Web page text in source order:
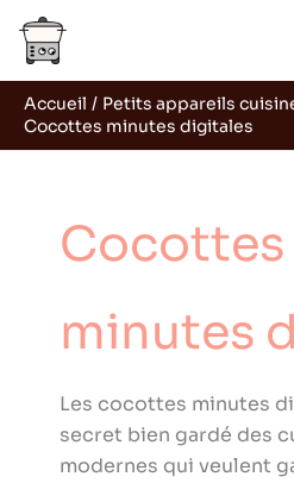
Aller
contenu
Accueil
Petits appareils
Cocottes minutes digitales
Cocottes
minutes
Les cocottes minutes
secret bien gardé des
modernes qui veulent
e
c
h
e